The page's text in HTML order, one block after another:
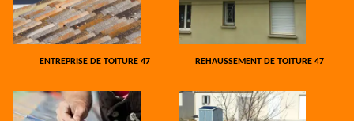
ENTREPRISE DE TOITURE 47 REHAUSSEMENT DE TOITURE 47